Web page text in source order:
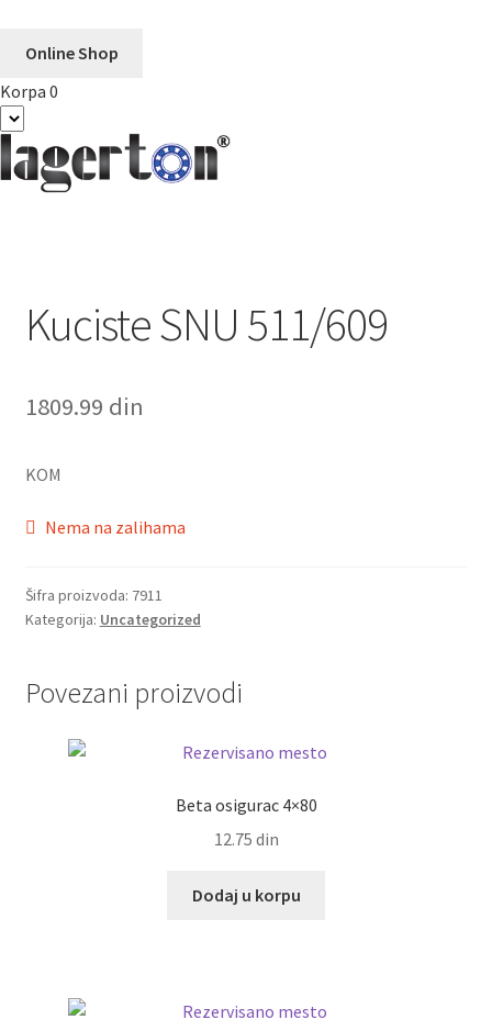
Online Shop
Korpa 0
Kuciste SNU 511/609
1809.99 din
KOM
Nema na zalihama
Šifra proizvoda: 7911
Kategorija: Uncategorized
Povezani proizvodi
Beta osigurac 4×80
12.75 din
Dodaj u korpu